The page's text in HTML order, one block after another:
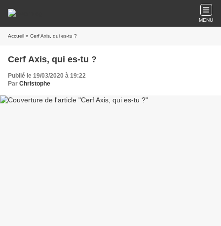
MENU
Accueil » Cerf Axis, qui es-tu ?
Cerf Axis, qui es-tu ?
Publié le 19/03/2020 à 19:22
Par Christophe